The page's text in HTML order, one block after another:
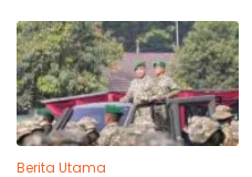
Berita Utama